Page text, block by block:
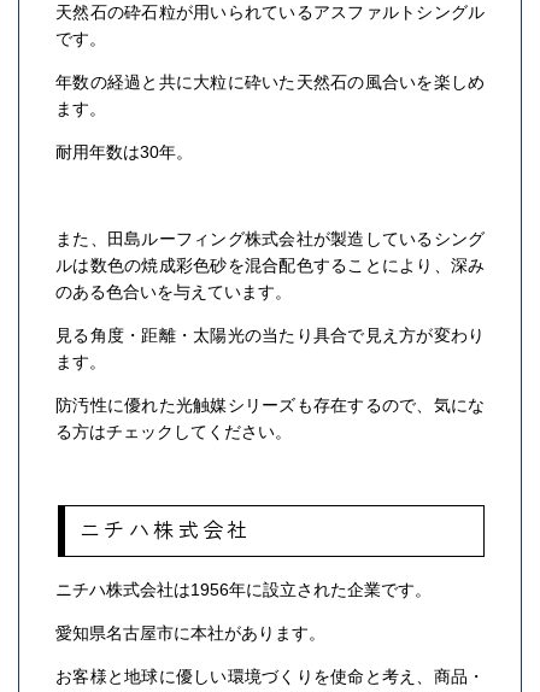
天然石の砕石粒が用いられているアスファルトシングル
です。
年数の経過と共に大粒に砕いた天然石の風合いを楽しめ
ます。
耐用年数は30年。
また、田島ルーフィング株式会社が製造しているシング
ルは数色の焼成彩色砂を混合配色することにより、深み
のある色合いを与えています。
見る角度・距離・太陽光の当たり具合で見え方が変わり
ます。
防汚性に優れた光触媒シリーズも存在するので、気にな
る方はチェックしてください。
ニチハ株式会社
ニチハ株式会社は1956年に設立された企業です。
愛知県名古屋市に本社があります。
お客様と地球に優しい環境づくりを使命と考え、商品・